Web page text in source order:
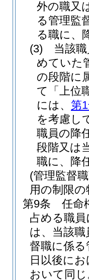
外の職又
る管理監
る職に、
(3)
当該
めていた
の段階に
て「上位
には、 第
を考慮し
職員の降
段階又は
職に、降
(管理監督
用の制限の
第9条
任命
占める職
は、当該
督職に係
日以後に
おいて同じ